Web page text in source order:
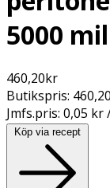
5000
460,20kr
Butikspris:
Jmfs.pris: 0,05 kr
Köp via recept